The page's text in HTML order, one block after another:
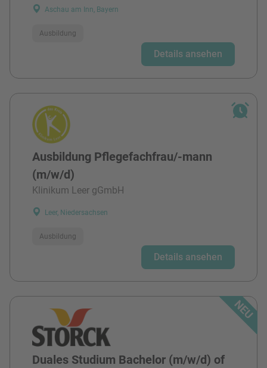
Aschau am Inn, Bayern
Ausbildung
Details ansehen
Ausbildung Pflegefachfrau/-mann
(m/w/d)
Klinikum Leer gGmbH
Leer, Niedersachsen
Ausbildung
Details ansehen
Duales Studium Bachelor (m/w/d) of